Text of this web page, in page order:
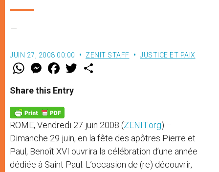
–
JUIN 27, 2008 00:00 ZENIT STAFF JUSTICE ET PAIX
W
t
s
p
p
M
e
s
e
g
e
r
F
a
e
b
o
k
w
Share this Entry
ROME, Vendredi 27 juin 2008 (ZENIT.org) –
Dimanche 29 juin, en la fête des apôtres Pierre et
Paul, Benoît XVI ouvrira la célébration d’une année
dédiée à Saint Paul. L’occasion de (re) découvrir,